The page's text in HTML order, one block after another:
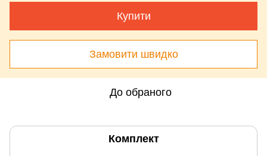
Купити
Замовити швидко
До обраного
Комплект